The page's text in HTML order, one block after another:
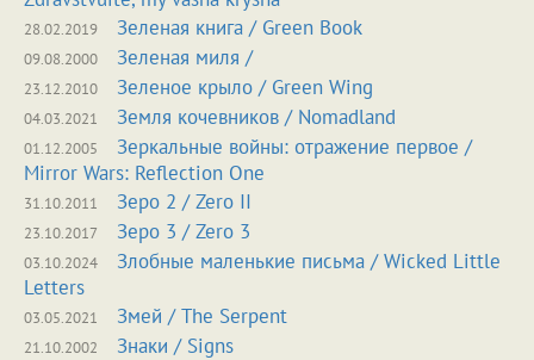
28.02.2019 Зеленая книга / Green Book
09.08.2000 Зеленая миля /
23.12.2010 Зеленое крыло / Green Wing
04.03.2021 Земля кочевников / Nomadland
01.12.2005
Зеркальные войны: отражение первое /
Mirror Wars: Reflection One
31.10.2011 Зеро 2 / Zero II
23.10.2017 Зеро 3 / Zero 3
03.10.2024
Злобные маленькие письма / Wicked Little
Letters
03.05.2021 Змей / The Serpent
21.10.2002 Знаки / Signs